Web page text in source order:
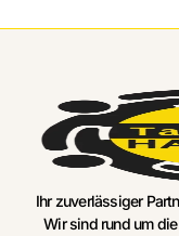
Ihr zuverlässiger
Wir sind rund um